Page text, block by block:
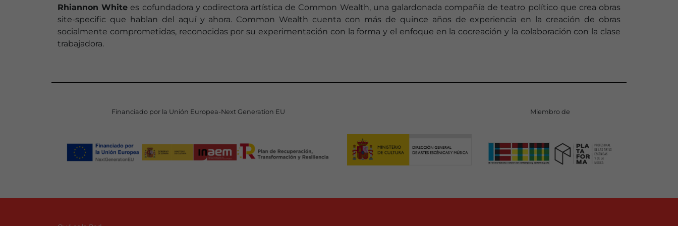
Rhiannon White es cofundadora y codirectora artística de Common Wealth, una galardonada compañía de teatro político que crea obras
site-specific que hablan del aquí y ahora. Common Wealth cuenta con más de quince años de experiencia en la creación de obras
socialmente comprometidas, reconocidas por su experimentación con la forma y el enfoque en la cocreación y la colaboración con la clase
trabajadora.
Financiado por la Unión Europea-Next Generation EU Miembro de